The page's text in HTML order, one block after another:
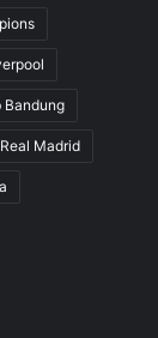
Bandung
Real Madrid